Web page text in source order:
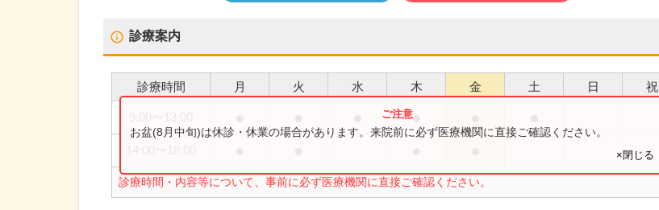
診療案内
診療時間 月 火 水 木 金 土 日 祝
●
診療時間・内容等について、事前に必ず医療機関に直接ご確認ください。
お盆(8月中旬)は休診・休業の場合があります。来院前に必ず医療機関に直接ご確認ください。
×閉じる